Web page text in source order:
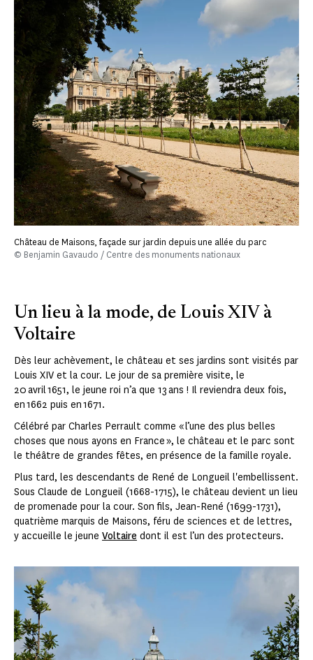
Château de Maisons, façade sur jardin depuis une allée du parc
© Benjamin Gavaudo / Centre des monuments nationaux
Un lieu à la mode, de Louis XIV à
Voltaire
Dès leur achèvement, le château et ses jardins sont visités par
Louis XIV et la cour. Le jour de sa première visite, le
20 avril 1651, le jeune roi n’a que 13 ans ! Il reviendra deux fois,
en 1662 puis en 1671.
Célébré par Charles Perrault comme « l’une des plus belles
choses que nous ayons en France », le château et le parc sont
le théâtre de grandes fêtes, en présence de la famille royale.
Plus tard, les descendants de René de Longueil l'embellissent.
Sous Claude de Longueil (1668-1715), le château devient un lieu
de promenade pour la cour. Son fils, Jean-René (1699-1731),
quatrième marquis de Maisons, féru de sciences et de lettres,
y accueille le jeune Voltaire dont il est l’un des protecteurs.